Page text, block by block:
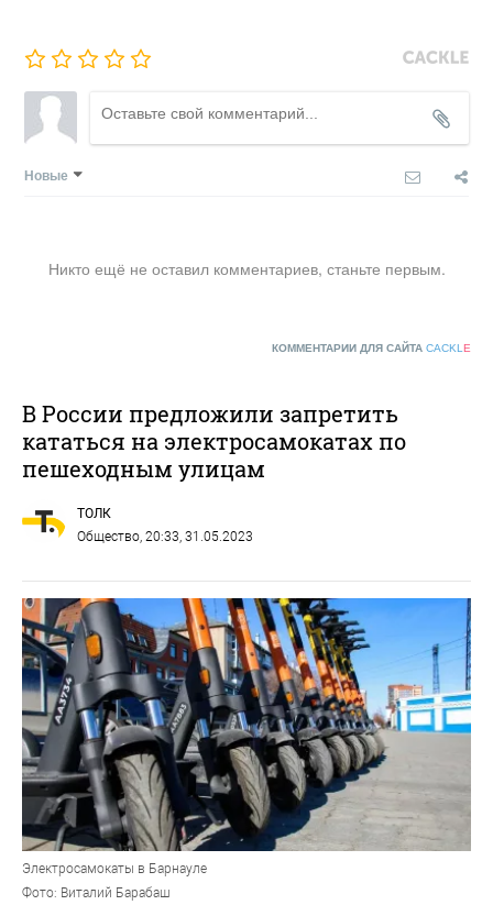
Новые
Никто ещё не оставил комментариев, станьте первым.
КОММЕНТАРИИ ДЛЯ САЙТА CACKL E
В России предложили запретить
кататься на электросамокатах по
пешеходным улицам
ТОЛК
Общество, 20:33, 31.05.2023
Электросамокаты в Барнауле
Фото: Виталий Барабаш